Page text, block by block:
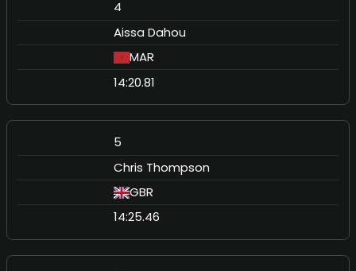
4
Aissa Dahou
MAR
14:20.81
5
Chris Thompson
GBR
14:25.46